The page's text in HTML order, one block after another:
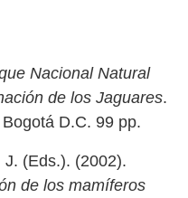
Nacional Natural
de los Jaguares.
D.C. 99 pp.
(Eds.). (2002).
de los mamíferos